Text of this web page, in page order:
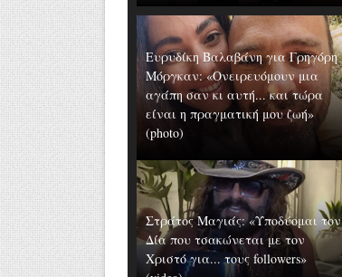
Ευρυδίκη Βαλαβάνη για Γρηγόρη
Μόργκαν: «Oνειρευόμουν μια
αγάπη σαν κι αυτή... και τώρα
είναι η πραγματική μου ζωή»
(photo)
Στράτος Μαγιάς: «Υποδύομαι τον
Δία που τσακώνεται με τον
Χριστό για... τους followers»